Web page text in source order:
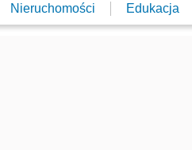
Nieruchomości Edukacja